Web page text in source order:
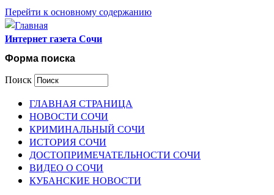
Перейти к основному содержанию
Интернет газета Сочи
Форма поиска
Поиск
ГЛАВНАЯ СТРАНИЦА
НОВОСТИ СОЧИ
КРИМИНАЛЬНЫЙ СОЧИ
ИСТОРИЯ СОЧИ
ДОСТОПРИМЕЧАТЕЛЬНОСТИ СОЧИ
ВИДЕО О СОЧИ
КУБАНСКИЕ НОВОСТИ